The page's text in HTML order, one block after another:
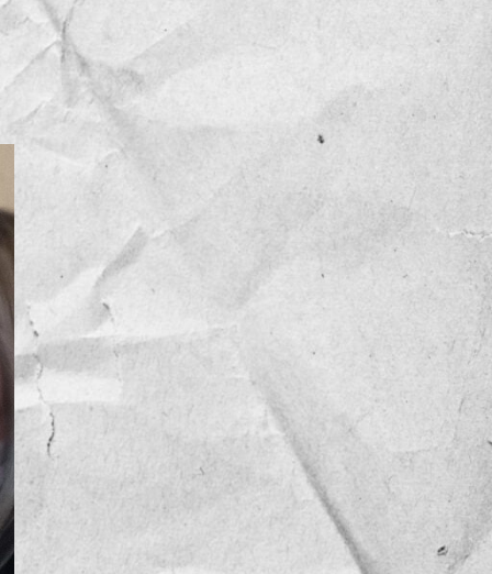
CATEGORÍAS
NOTICIAS
OPINIÓN
TENDENCIA
VIDEO COLUMNA
VIDEO NOTA